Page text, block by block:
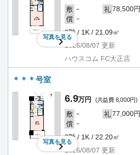
写真を見る
敷 － 礼78,500円
償 －
2階 / 1K / 21.09㎡
2026/08/07 更新
ハウスコム FC大正店
＊＊＊号室
写真を見る
6.9万円 (共益費 8,000円)
敷 － 礼77,000円
償 －
3階 / 1K / 22.20㎡
2026/08/07 更新